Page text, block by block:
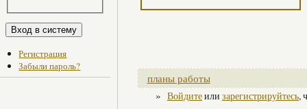
Регистрация
Забыли пароль?
планы работы
» Войдитеили зарегистрируйтесь,